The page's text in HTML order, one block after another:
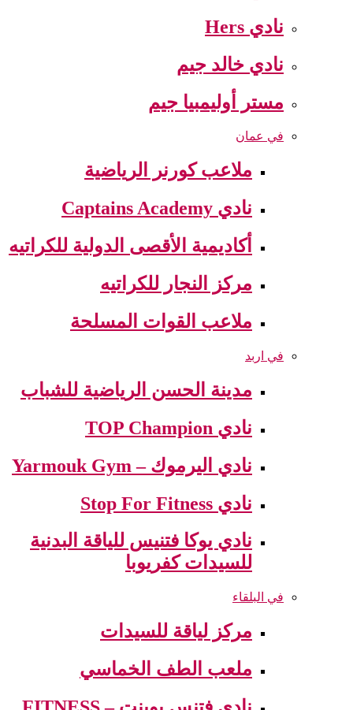
نادي Hers
نادي خالد جيم
مستر أوليمبيا جيم
في عمان
ملاعب كورنر الرياضية
نادي Captains Academy
أكاديمية الأقصى الدولية للكراتيه
مركز النجار للكراتيه
ملاعب القوات المسلحة
في اربد
مدينة الحسن الرياضية للشباب
نادي TOP Champion
نادي اليرموك – Yarmouk Gym
نادي Stop For Fitness
نادي يوكا فتنيس للياقة البدنية
للسيدات كفريوبا
في البلقاء
مركز لياقة للسيدات
ملعب الطف الخماسي